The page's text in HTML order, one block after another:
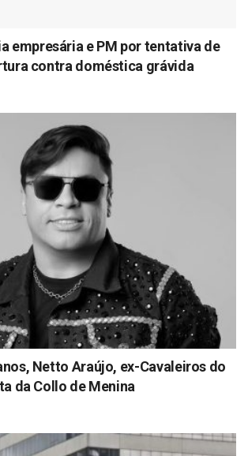
empresária e PM por tentativa de
contra doméstica grávida
Netto Araújo, ex-Cavaleiros do
da Collo de Menina